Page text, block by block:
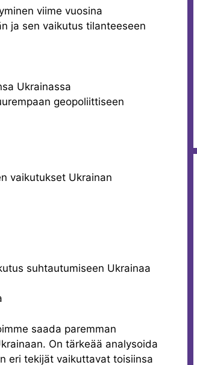
viime vuosina
ja sen vaikutus tilanteeseen
Ukrainassa
geopoliittiseen
vaikutukset Ukrainan
suhtautumiseen Ukrainaa
saada paremman
On tärkeää analysoida
eri tekijät vaikuttavat toisiinsa